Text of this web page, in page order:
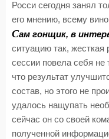
Росси сегодня занял
его мнению, всему
Сам гонщик, в
ситуацию так, жесткая
сессии повела себя не
что результат
состав, но этого не
удалось нащупать
сейчас он со своей
полученной